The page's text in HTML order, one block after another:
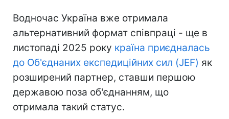
Водночас Україна вже отримала
альтернативний формат співпраці - ще в
листопаді 2025 року країна приєдналась
до Об'єднаних експедиційних сил (JEF) як
розширений партнер, ставши першою
державою поза об'єднанням, що
отримала такий статус.